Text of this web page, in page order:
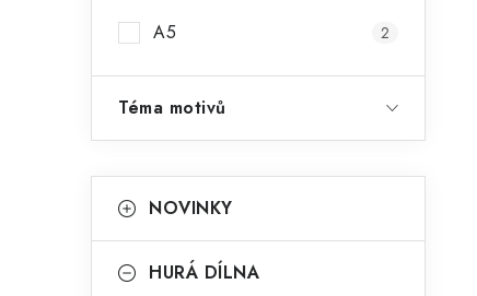
A5 2
Téma motivů
kategorie
a
NOVINKY
HURÁ DÍLNA